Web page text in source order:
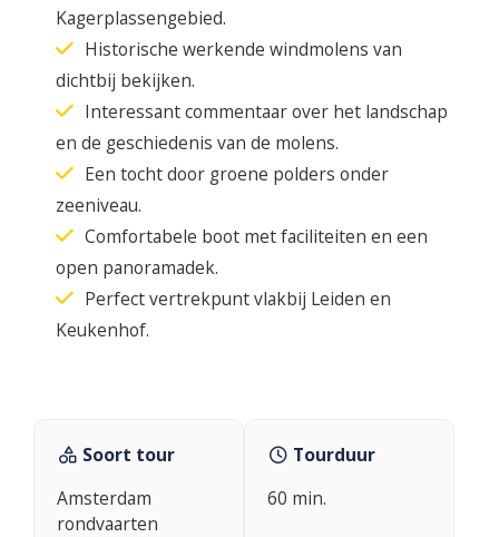
Kagerplassengebied.
Historische werkende windmolens van
dichtbij bekijken.
Interessant commentaar over het landschap
en de geschiedenis van de molens.
Een tocht door groene polders onder
zeeniveau.
Comfortabele boot met faciliteiten en een
open panoramadek.
Perfect vertrekpunt vlakbij Leiden en
Keukenhof.
Soort tour
Amsterdam
rondvaarten
Tourduur
60 min.